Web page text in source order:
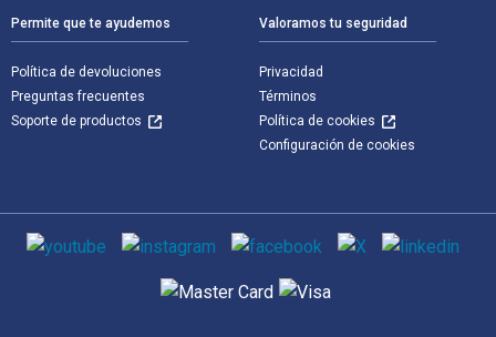
Permite que te ayudemos
Política de devoluciones
Preguntas frecuentes
Soporte de productos
Valoramos tu seguridad
Privacidad
Términos
Política de cookies
Configuración de cookies
Medios de comunicación social
Métodos de pago admitidos